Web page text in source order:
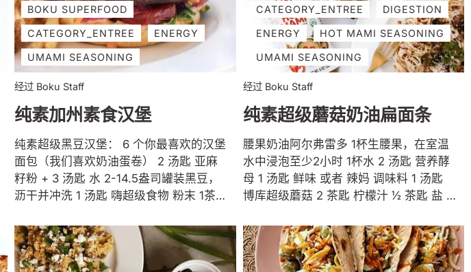
花重复上述步骤。 2）用中高火加热煎
锅。加入油并加热直至沸腾。加入洋葱并
炒香 直至柔软半透明，偶尔搅拌 5-6 分
钟。 3）加入大蒜、红辣椒和墨西哥辣
椒，炒香1-2分钟。 加入...
Umami、小茴香、香菜和烟熏辣椒粉。搅
拌以合并所有内容。 煮沸，然后转小火煮
约30分钟，直至扁豆变软，汤变稠。 加
入菠菜和柠檬汁。只需要一分钟，菠菜就
会枯萎。加盐调味，并在上面撒上纯素易
碎奶酪、辣酱、欧芹和少许 Boku
Umami。享受！
BOKU SUPERFOOD
CATEGORY_ENTREE ENERGY
UMAMI SEASONING
经过 Boku Staff
纯素加州素食汉堡
纯素超级黑豆汉堡： 6 个你最喜欢的汉堡
面包（我们喜欢奶油蛋卷） 2 汤匙 亚麻
籽粉 + 3 汤匙 水 2-14.5盎司罐装黑豆，
沥干并冲洗 1 汤匙 嗨超级食物 粉末 1茶匙
杯 Panko 面包屑 2 茶匙 洋葱粉 1 茶匙 大
蒜粉 2 茶匙 小茴香 2 茶匙 辣椒粉 1 茶匙
烟熏辣椒粉 ½ 茶匙 粗盐 ½ 茶匙 黑胡椒粉
CATEGORY_ENTREE DIGESTION
ENERGY HOT MAMI SEASONING
UMAMI SEASONING
经过 Boku Staff
纯素超级蘑菇奶油扁面条
腰果奶油阿尔弗雷多 1杯生腰果，在室温
水中浸泡至少2小时 1杯水 2 汤匙 营养酵
母 1 汤匙 鲜味 或者 辣妈 调味料 1 汤匙
博库超级蘑菇 2 茶匙 柠檬汁 ½ 茶匙 盐 ¼
条（或其他选择的意大利面） 3 汤匙 橄
榄油 3 瓣切碎的大蒜 ¼ 杯切碎的青葱
（或黄洋葱） 16 盎司 克里米尼蘑菇，切